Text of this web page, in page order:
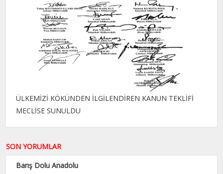
ÜLKEMİZİ KÖKÜNDEN İLGİLENDİREN KANUN TEKLİFİ
MECLİSE SUNULDU
SON YORUMLAR
Barış Dolu Anadolu